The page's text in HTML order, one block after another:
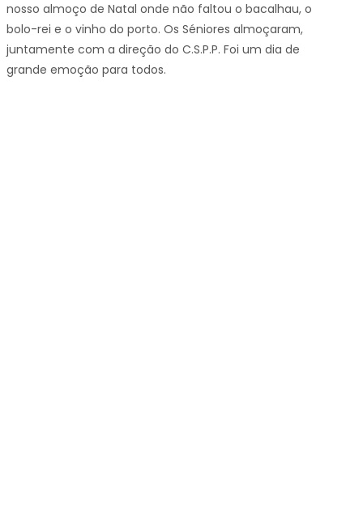
nosso almoço de Natal onde não faltou o bacalhau, o
bolo-rei e o vinho do porto. Os Séniores almoçaram,
juntamente com a direção do C.S.P.P. Foi um dia de
grande emoção para todos.